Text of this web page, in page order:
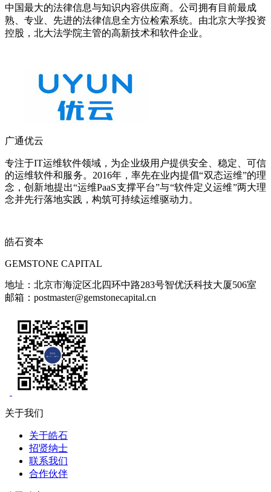
中国最大的法律信息与知识内容供应商。公司拥有目前最成
熟、专业、先进的法律信息全方位检索系统。由北京大学投资
控股，北大法学院主管的高新技术和软件企业。
广通优云
专注于IT运维软件领域，为企业级用户提供安全、稳定、可信
的运维软件和服务。2016年，率先在业内提倡“双态运维”的理
念，创新地提出“运维PaaS支撑平台”与“软件定义运维”两大理
念并先行落地实践，构筑可持续运维驱动力。
皓石资本
GEMSTONE CAPITAL
地址：北京市海淀区北四环中路283号智优沃科技大厦506室
邮箱：postmaster@gemstonecapital.cn
关于我们
关于皓石
招贤纳士
联系我们
合作伙伴